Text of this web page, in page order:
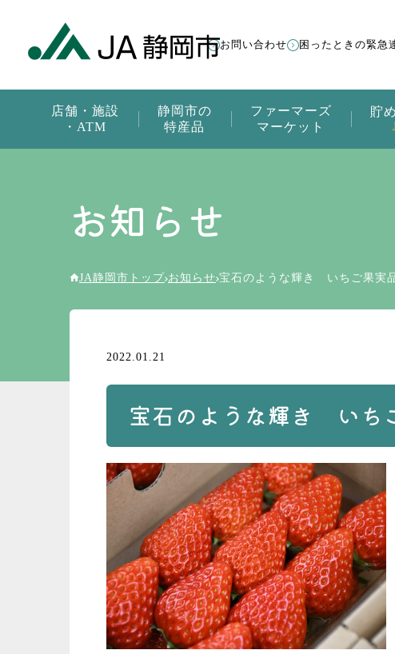
店舗・施設
・ATM
静岡市の
特産品
ファーマーズ
マーケット
貯
お問い合わせ 困ったときの緊急
お知らせ
JA静岡市トップ お知らせ 宝石のような輝き いちご果実
2022.01.21
宝石のような輝き いち